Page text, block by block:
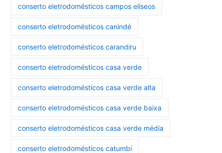
conserto eletrodomésticos campos elíseos
conserto eletrodomésticos canindé
conserto eletrodomésticos carandiru
conserto eletrodomésticos casa verde
conserto eletrodomésticos casa verde alta
conserto eletrodomésticos casa verde baixa
conserto eletrodomésticos casa verde média
conserto eletrodomésticos catumbi